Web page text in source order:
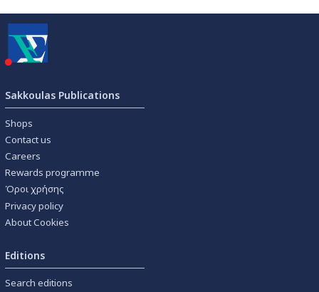
Sakkoulas Publications
Shops
Contact us
Careers
Rewards programme
Όροι χρήσης
Privacy policy
About Cookies
Editions
Search editions